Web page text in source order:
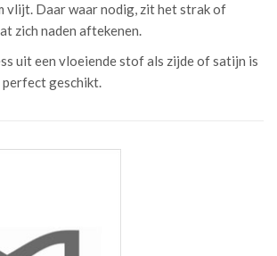
vlijt. Daar waar nodig, zit het strak of
zich naden aftekenen.
uit een vloeiende stof als zijde of satijn is
perfect geschikt.